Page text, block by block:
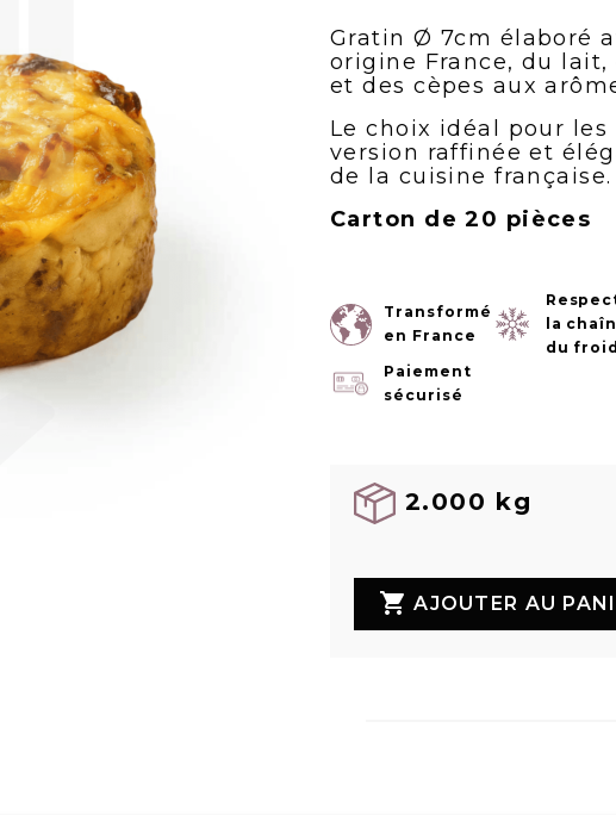
Gratin Ø 7cm élaboré
origine France, du lait,
et des cèpes aux
Le choix idéal pour
version raffinée et
de la cuisine française.
Carton de 20 pièces
Transformé
en France
la
du froid
Paiement
sécurisé
2.000 kg
 AJOUTER AU